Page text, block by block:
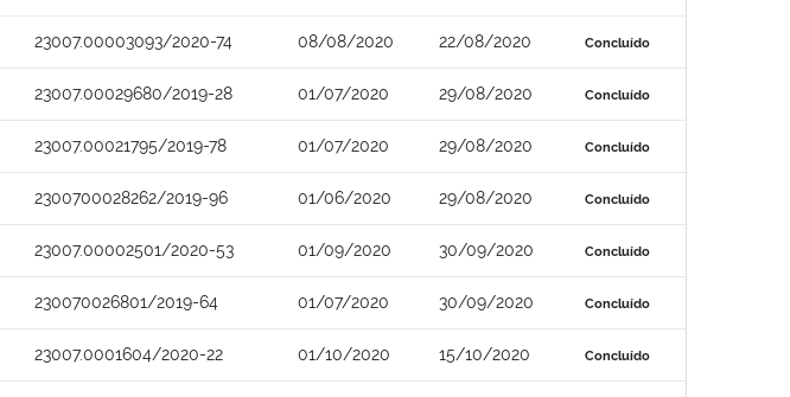
23007.00003093/2020-74 08/08/2020 22/08/2020 Concluído
23007.00029680/2019-28 01/07/2020 29/08/2020 Concluído
23007.00021795/2019-78 01/07/2020 29/08/2020 Concluído
2300700028262/2019-96 01/06/2020 29/08/2020 Concluído
23007.00002501/2020-53 01/09/2020 30/09/2020 Concluído
230070026801/2019-64 01/07/2020 30/09/2020 Concluído
23007.0001604/2020-22 01/10/2020 15/10/2020 Concluído